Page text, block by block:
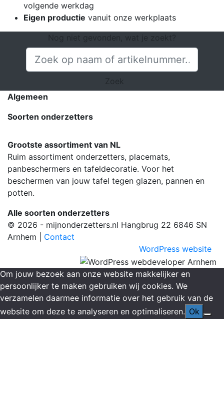
volgende werkdag
Eigen productie vanuit onze werkplaats
Nog niet gevonden, wat je zoekt?
Zoek
Algemeen
Soorten onderzetters
Grootste assortiment van NL
Ruim assortiment onderzetters, placemats,
panbeschermers en tafeldecoratie. Voor het
beschermen van jouw tafel tegen glazen, pannen en
potten.
Alle soorten onderzetters
© 2026 - mijnonderzetters.nl Hangbrug 22 6846 SN
Arnhem | Contact
WordPress website
Om jouw bezoek aan onze website makkelijker en
persoonlijker te maken gebruiken wij cookies. We
verzamelen daarmee informatie over het gebruik van de
website om deze te analyseren en optimaliseren. Ok